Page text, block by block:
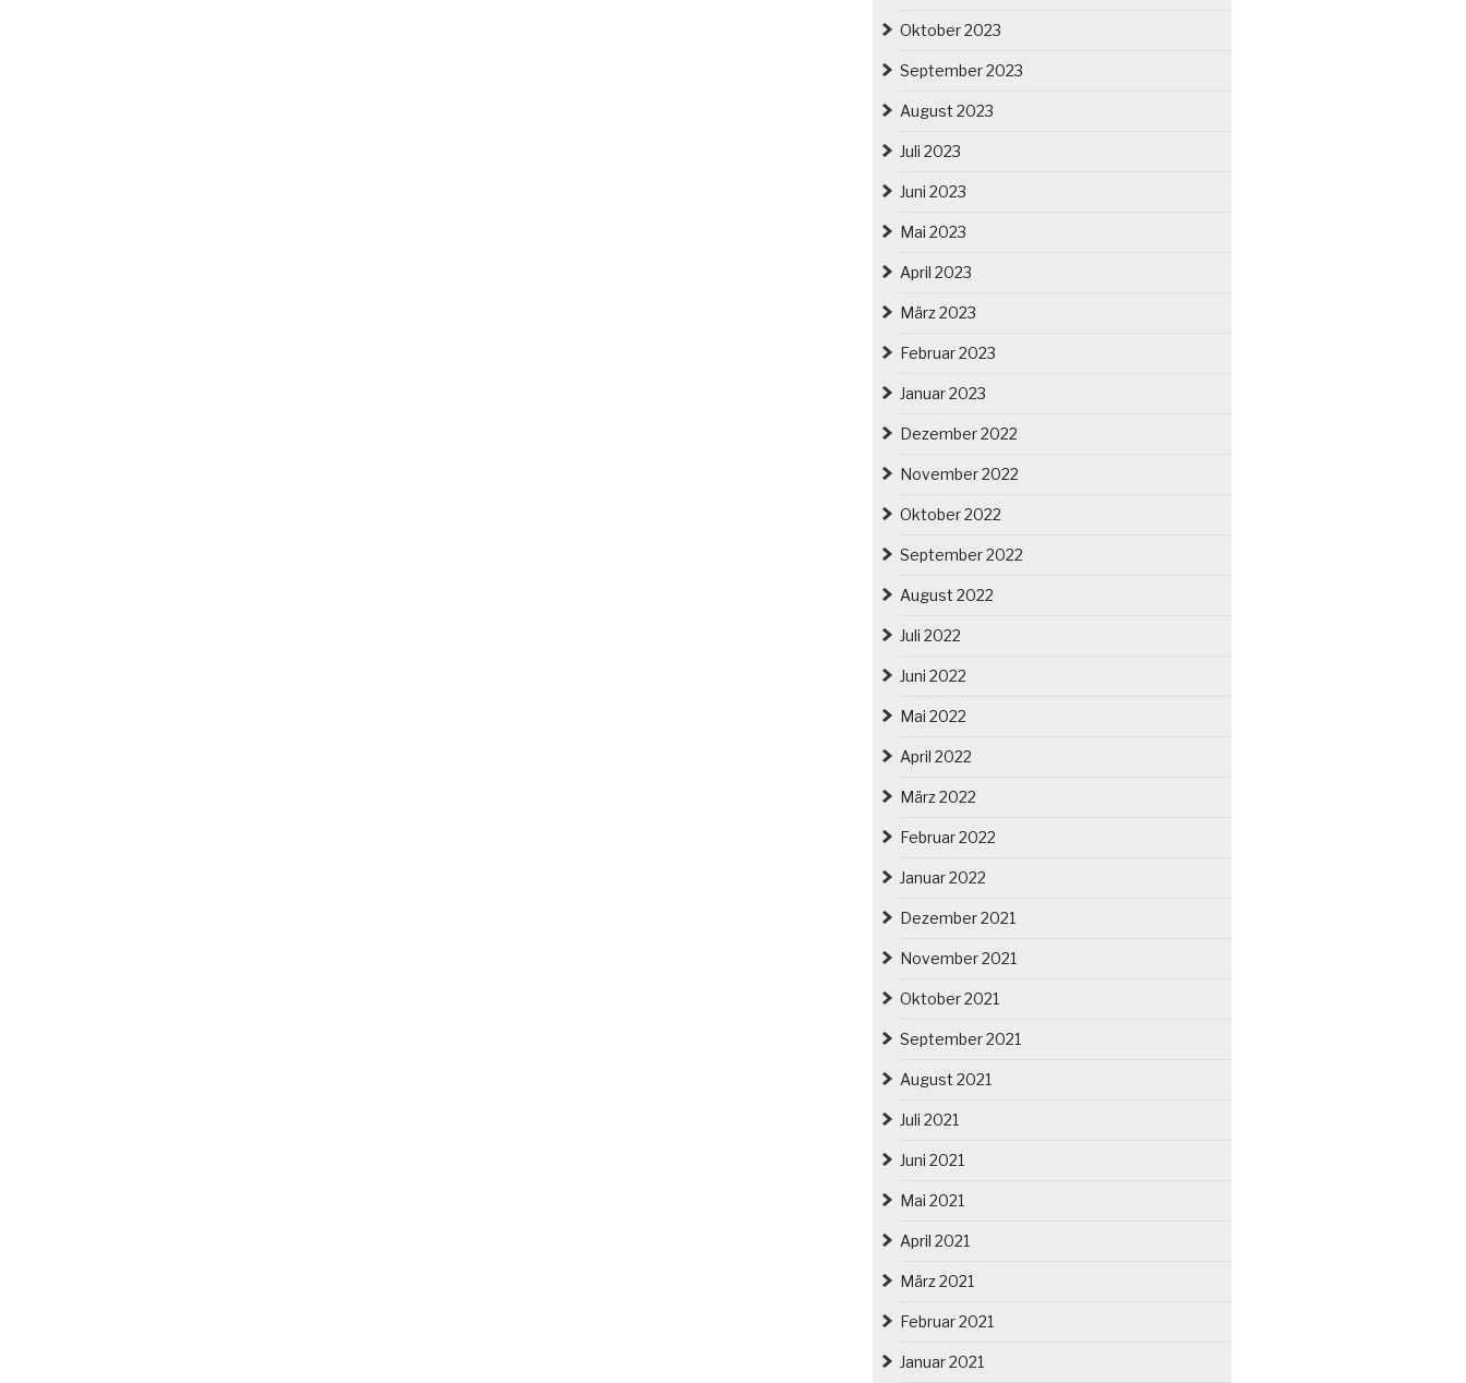
Oktober 2023
September 2023
August 2023
Juli 2023
Juni 2023
Mai 2023
April 2023
März 2023
Februar 2023
Januar 2023
Dezember 2022
November 2022
Oktober 2022
September 2022
August 2022
Juli 2022
Juni 2022
Mai 2022
April 2022
März 2022
Februar 2022
Januar 2022
Dezember 2021
November 2021
Oktober 2021
September 2021
August 2021
Juli 2021
Juni 2021
Mai 2021
April 2021
März 2021
Februar 2021
Januar 2021